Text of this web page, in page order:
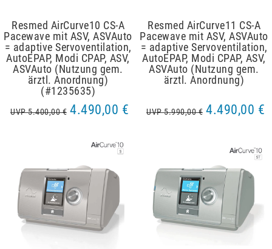
Resmed AirCurve10 CS-A
Pacewave mit ASV, ASVAuto
= adaptive Servoventilation,
AutoEPAP, Modi CPAP, ASV,
ASVAuto (Nutzung gem.
ärztl. Anordnung)
(#1235635)
UVP 5.400,00 € 4.490,00 €
Resmed AirCurve11 CS-A
Pacewave mit ASV, ASVAuto
= adaptive Servoventilation,
AutoEPAP, Modi CPAP, ASV,
ASVAuto (Nutzung gem.
ärztl. Anordnung)
UVP 5.990,00 € 4.490,00 €